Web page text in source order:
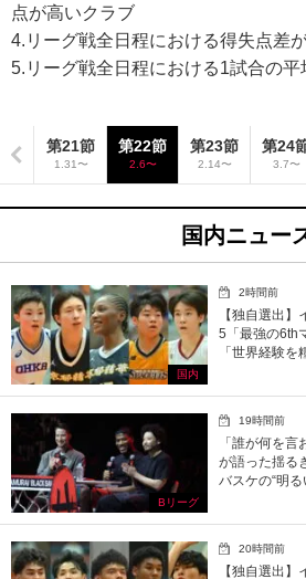
点が高いクラブ
4.リーグ戦全日程における得失点差
5.リーグ戦全日程における1試合の
節
〜
第21節
1.31〜
第22節
2.6〜
第23節
2.14〜
第24
3.7〜
国内ニュー
国内
2時間前
【独自選出
5「最強の6th
「世界経験を
Bリーグ
19時間前
「誰が何を
が語った揺る
バスケの“明
20時間前
【独自選出